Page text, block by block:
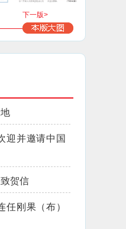
下一版>
迎并邀请中国
贺信
任刚果（布）